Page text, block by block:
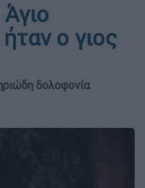
ο γιος
δολοφονία